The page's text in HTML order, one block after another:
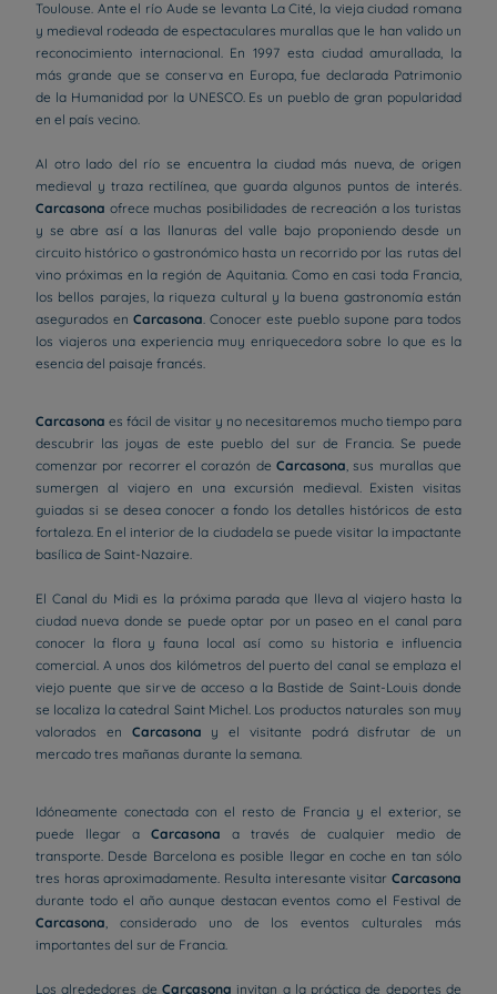
Toulouse. Ante el río Aude se levanta La Cité, la vieja ciudad romana
y medieval rodeada de espectaculares murallas que le han valido un
reconocimiento internacional. En 1997 esta ciudad amurallada, la
más grande que se conserva en Europa, fue declarada Patrimonio
de la Humanidad por la UNESCO. Es un pueblo de gran popularidad
en el país vecino.
Al otro lado del río se encuentra la ciudad más nueva, de origen
medieval y traza rectilínea, que guarda algunos puntos de interés.
Carcasona ofrece muchas posibilidades de recreación a los turistas
y se abre así a las llanuras del valle bajo proponiendo desde un
circuito histórico o gastronómico hasta un recorrido por las rutas del
vino próximas en la región de Aquitania. Como en casi toda Francia,
los bellos parajes, la riqueza cultural y la buena gastronomía están
asegurados en Carcasona. Conocer este pueblo supone para todos
los viajeros una experiencia muy enriquecedora sobre lo que es la
esencia del paisaje francés.
Carcasona es fácil de visitar y no necesitaremos mucho tiempo para
descubrir las joyas de este pueblo del sur de Francia. Se puede
comenzar por recorrer el corazón de Carcasona, sus murallas que
sumergen al viajero en una excursión medieval. Existen visitas
guiadas si se desea conocer a fondo los detalles históricos de esta
fortaleza. En el interior de la ciudadela se puede visitar la impactante
basílica de Saint-Nazaire.
El Canal du Midi es la próxima parada que lleva al viajero hasta la
ciudad nueva donde se puede optar por un paseo en el canal para
conocer la flora y fauna local así como su historia e influencia
comercial. A unos dos kilómetros del puerto del canal se emplaza el
viejo puente que sirve de acceso a la Bastide de Saint-Louis donde
se localiza la catedral Saint Michel. Los productos naturales son muy
valorados en Carcasona y el visitante podrá disfrutar de un
mercado tres mañanas durante la semana.
Idóneamente conectada con el resto de Francia y el exterior, se
puede llegar a Carcasona a través de cualquier medio de
transporte. Desde Barcelona es posible llegar en coche en tan sólo
tres horas aproximadamente. Resulta interesante visitar Carcasona
durante todo el año aunque destacan eventos como el Festival de
Carcasona, considerado uno de los eventos culturales más
importantes del sur de Francia.
Los alrededores de Carcasona invitan a la práctica de deportes de